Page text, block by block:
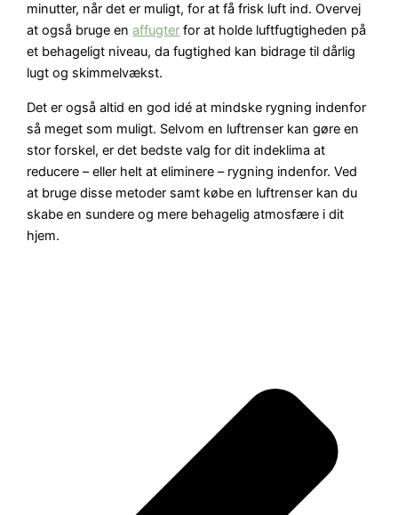
minutter, når det er muligt, for at få frisk luft ind. Overvej
at også bruge enaffugter for at holde luftfugtigheden på
et behageligt niveau, da fugtighed kan bidrage til dårlig
lugt og skimmelvækst.
Det er også altid en god idé at mindske rygning indenfor
så meget som muligt. Selvom en luftrenser kan gøre en
stor forskel, er det bedste valg for dit indeklima at
reducere – eller helt at eliminere – rygning indenfor. Ved
at bruge disse metoder samt købe en luftrenser kan du
skabe en sundere og mere behagelig atmosfære i dit
hjem.